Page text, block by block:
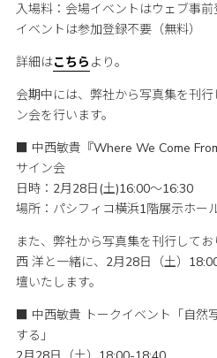
入場料：会場イベントはウェブ事
イベントは参加登録不要（無料）
詳細はこちら より。
会期中には、弊社から写真集を刊
ン会を行います。
■ 中西敏貴『Where We Come
サイン会
日時：2月28日(土)16:00～16:30
場所：パシフィコ横浜1階展示ホー
また、弊社から写真集を刊行して
西 洋と一緒に、2月28日（土）
壇いたします。
■ 中西敏貴 トークイベント「自然
する」